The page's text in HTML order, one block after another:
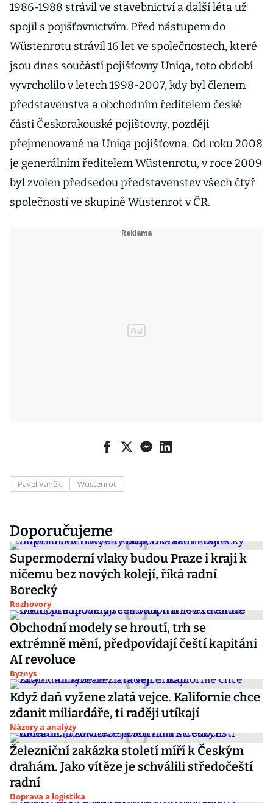
1986-1988 strávil ve stavebnictví a další léta už
spojil s pojišťovnictvím. Před nástupem do
Wüstenrotu strávil 16 let ve společnostech, které
jsou dnes součástí pojišťovny Uniqa, toto období
vyvrcholilo v letech 1998-2007, kdy byl členem
představenstva a obchodním ředitelem české
části Českorakouské pojišťovny, později
přejmenované na Uniqa pojišťovna. Od roku 2008
je generálním ředitelem Wüstenrotu, v roce 2009
byl zvolen předsedou představenstev všech čtyř
společností ve skupině Wüstenrot v ČR.
Pavel Vaněk Wüstenrot
Doporučujeme
Supermoderní vlaky budou Praze i kraji k
ničemu bez nových kolejí, říká radní
Borecký
Rozhovory
Obchodní modely se hroutí, trh se
extrémně mění, předpovídají čeští kapitáni
AI revoluce
Byznys
Když daň vyžene zlatá vejce. Kalifornie chce
zdanit miliardáře, ti raději utíkají
Názory a analýzy
Železniční zakázka století míří k Českým
drahám. Jako vítěze je schválili středočeští
radní
Doprava a logistika